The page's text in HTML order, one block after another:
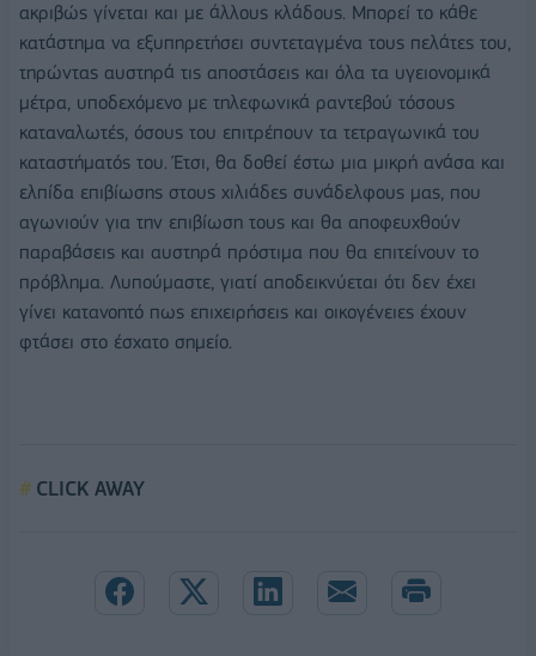
ακριβώς γίνεται και με άλλους κλάδους. Μπορεί το κάθε
κατάστημα να εξυπηρετήσει συντεταγμένα τους πελάτες του,
τηρώντας αυστηρά τις αποστάσεις και όλα τα υγειονομικά
μέτρα, υποδεχόμενο με τηλεφωνικά ραντεβού τόσους
καταναλωτές, όσους του επιτρέπουν τα τετραγωνικά του
καταστήματός του. Έτσι, θα δοθεί έστω μια μικρή ανάσα και
ελπίδα επιβίωσης στους χιλιάδες συνάδελφους μας, που
αγωνιούν για την επιβίωση τους και θα αποφευχθούν
παραβάσεις και αυστηρά πρόστιμα που θα επιτείνουν το
πρόβλημα. Λυπούμαστε, γιατί αποδεικνύεται ότι δεν έχει
γίνει κατανοητό πως επιχειρήσεις και οικογένειες έχουν
φτάσει στο έσχατο σημείο.
CLICK AWAY